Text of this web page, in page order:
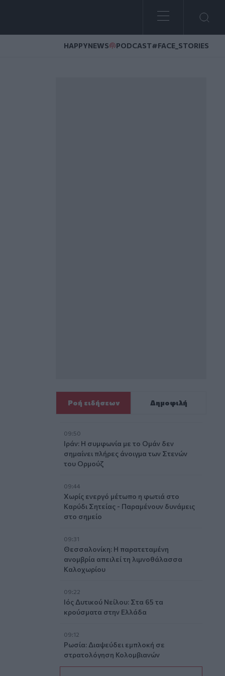
HAPPYNEWS PODCAST#FACE_STORIES
Ροή ειδήσεων Δημοφιλή
09:50
Ιράν: Η συμφωνία με το Ομάν δεν
σημαίνει πλήρες άνοιγμα των Στενών
του Ορμούζ
09:44
Χωρίς ενεργό μέτωπο η φωτιά στο
Καρύδι Σητείας - Παραμένουν δυνάμεις
στο σημείο
09:31
Θεσσαλονίκη: Η παρατεταμένη
ανομβρία απειλεί τη λιμνοθάλασσα
Καλοχωρίου
09:22
Ιός Δυτικού Νείλου: Στα 65 τα
κρούσματα στην Ελλάδα
09:12
Ρωσία: Διαψεύδει εμπλοκή σε
στρατολόγηση Κολομβιανών
μισθοφόρων